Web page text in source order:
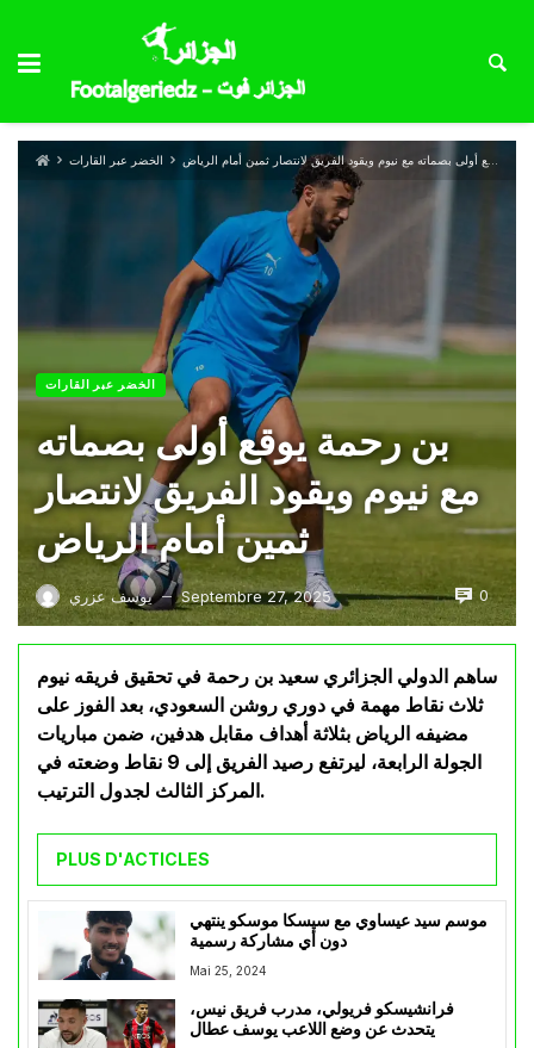
الخضر عبر القارات بن رحمة يوقع أولى بصماته مع نيوم ويقود الفريق لانتصار ثمين أمام الرياض
الخضر عبر القارات
بن رحمة يوقع أولى بصماته
مع نيوم ويقود الفريق لانتصار
ثمين أمام الرياض
يوسف عزري — Septembre 27, 2025 0
ساهم الدولي الجزائري سعيد بن رحمة في تحقيق فريقه نيوم
ثلاث نقاط مهمة في دوري روشن السعودي، بعد الفوز على
مضيفه الرياض بثلاثة أهداف مقابل هدفين، ضمن مباريات
الجولة الرابعة، ليرتفع رصيد الفريق إلى 9 نقاط وضعته في
المركز الثالث لجدول الترتيب.
PLUS D'ACTICLES
موسم سيد عيساوي مع سيسكا موسكو ينتهي
دون أي مشاركة رسمية
Mai 25, 2024
فرانشيسكو فريولي، مدرب فريق نيس،
يتحدث عن وضع اللاعب يوسف عطال